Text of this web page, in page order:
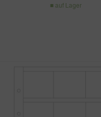
auf Lager